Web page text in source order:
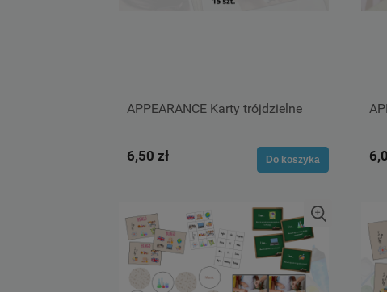
APPEARANCE Karty trójdzielne
6,50 zł Do koszyka